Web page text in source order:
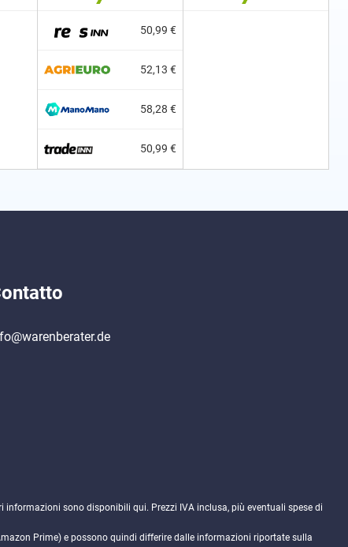
50,99 €
52,13 €
58,28 €
50,99 €
informazioni sono disponibili qui. Prezzi IVA inclusa, più eventuali spese di
Prime) e possono quindi differire dalle informazioni riportate sulla